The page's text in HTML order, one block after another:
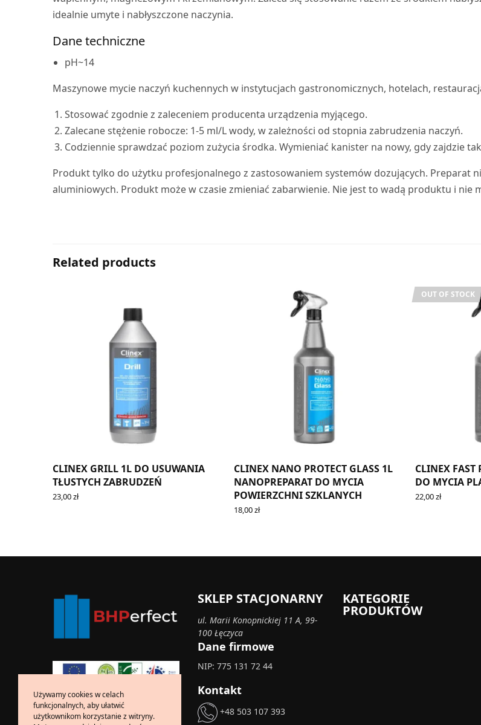
idealnie umyte i nabłyszczone naczynia.
Dane techniczne
pH~14
Maszynowe mycie naczyń kuchennych w instytucjach gastronomicznych, hotelach,
Stosować zgodnie z zaleceniem producenta urządzenia myjącego.
Zalecane stężenie robocze: 1-5 ml/L wody, w zależności od stopnia zabrudzenia naczyń.
Codziennie sprawdzać poziom zużycia środka. Wymieniać kanister na nowy, gdy zajdzie
Produkt tylko do użytku profesjonalnego z zastosowaniem systemów dozujących. Preparat
aluminiowych. Produkt może w czasie zmieniać zabarwienie. Nie jest to wadą produktu i nie
Related products
CLINEX GRILL 1L DO USUWANIA
TŁUSTYCH ZABRUDZEŃ
23,00zł
CLINEX NANO PROTECT GLASS 1L
NANOPREPARAT DO MYCIA
POWIERZCHNI SZKLANYCH
18,00zł
OUT OF STOCK
CLINEX FAST
DO MYCIA
22,00zł
SKLEP STACJONARNY
ul. Marii Konopnickiej 11 A, 99-
100 Łęczyca
Dane firmowe
NIP: 775 131 72 44
Kontakt
+48 503 107 393
KATEGORIE
PRODUKTÓW
Używamy cookies w celach
funkcjonalnych, aby ułatwić
użytkownikom korzystanie z witryny.